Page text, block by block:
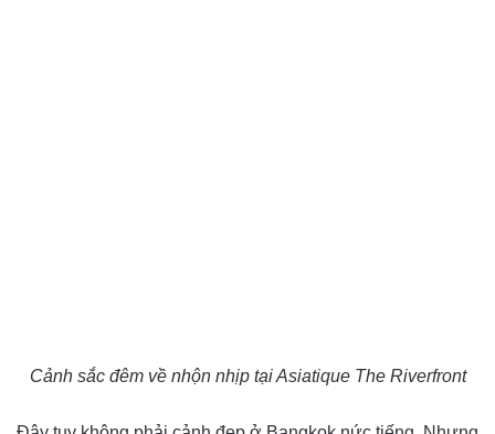
Cảnh sắc đêm về nhộn nhịp tại Asiatique The Riverfront